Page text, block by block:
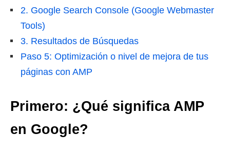
2. Google Search Console (Google Webmaster
Tools)
3. Resultados de Búsquedas
Paso 5: Optimización o nivel de mejora de tus
páginas con AMP
Primero: ¿Qué significa AMP
en Google?